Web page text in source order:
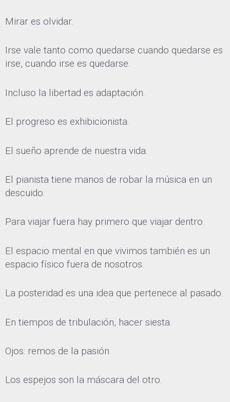
Mirar es olvidar.
Irse vale tanto como quedarse cuando quedarse es
irse, cuando irse es quedarse.
Incluso la libertad es adaptación.
El progreso es exhibicionista.
El sueño aprende de nuestra vida.
El pianista tiene manos de robar la música en un
descuido.
Para viajar fuera hay primero que viajar dentro.
El espacio mental en que vivimos también es un
espacio físico fuera de nosotros.
La posteridad es una idea que pertenece al pasado.
En tiempos de tribulación, hacer siesta.
Ojos: remos de la pasión
Los espejos son la máscara del otro.